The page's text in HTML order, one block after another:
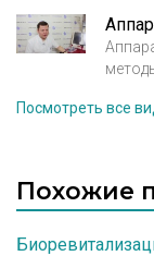
Посмотреть все
Похожие